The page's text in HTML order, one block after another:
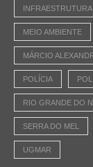
INFRAESTRUTURA
MEIO AMBIENTE
MÁRCIO
POLÍCIA
RIO GRANDE DO
SERRA DO MEL
UGMAR